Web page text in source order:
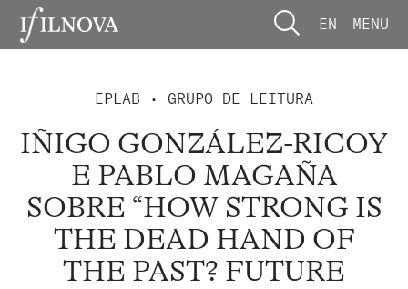
EN MENU
EPLAB • GRUPO DE LEITURA
IÑIGO GONZÁLEZ-RICOY
E PABLO MAGAÑA
SOBRE “HOW STRONG IS
THE DEAD HAND OF
THE PAST? FUTURE